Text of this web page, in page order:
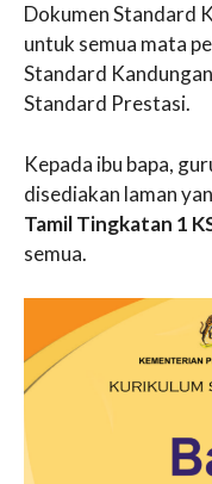
Dokumen Standard
untuk semua mata
Standard
Standard Prestasi.
Kepada ibu bapa,
disediakan laman
Tamil Tingkatan 1
semua.